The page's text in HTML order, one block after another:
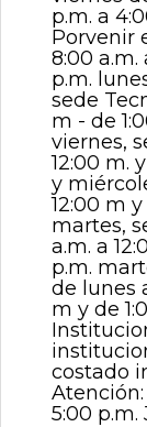
p.m. a
Porvenir
8:00 a.m.
p.m.
sede
m - de
viernes,
12:00 m.
y
12:00 m
martes,
a.m. a
p.m.
de lunes
m y de
costado
5:00